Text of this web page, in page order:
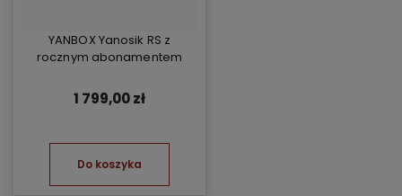
YANBOX Yanosik RS z
rocznym abonamentem
1 799,00 zł
Do koszyka